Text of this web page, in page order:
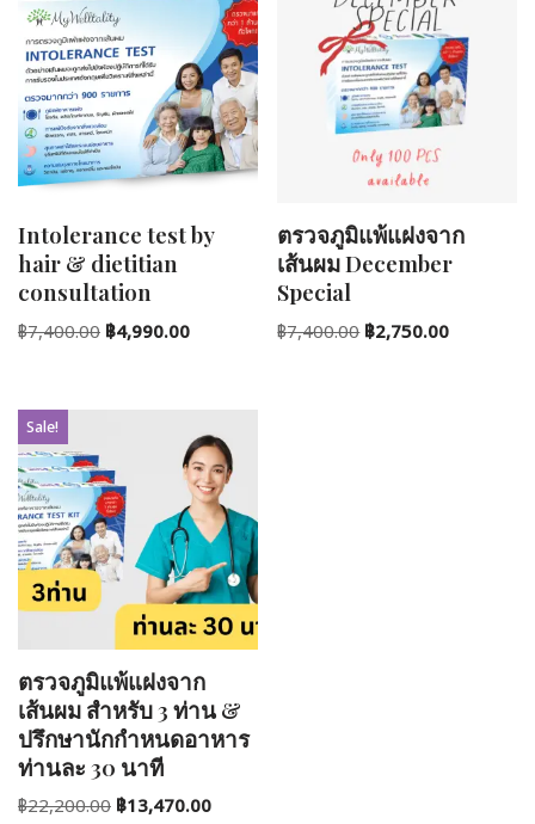
Intolerance test by
hair & dietitian
consultation
฿7,400.00 ฿4,990.00
ตรวจภูมิแพ้แฝงจาก
เส้นผม December
Special
฿7,400.00 ฿2,750.00
Sale!
ตรวจภูมิแพ้แฝงจาก
เส้นผม สำหรับ 3 ท่าน &
ปรึกษานักกำหนดอาหาร
ท่านละ 30 นาที
฿22,200.00 ฿13,470.00